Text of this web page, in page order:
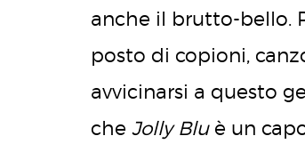
anche il brutto-bello.
posto di copioni,
avvicinarsi a questo
che Jolly Bluè un